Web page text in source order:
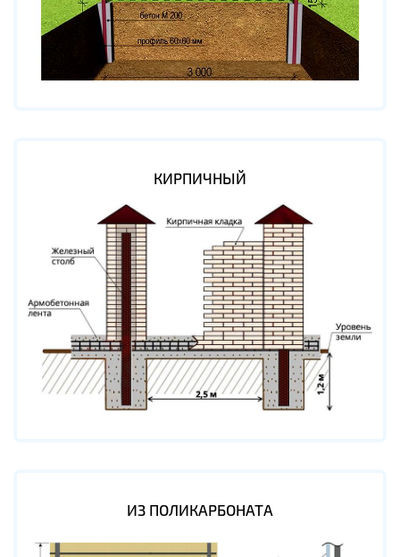
КИРПИЧНЫЙ
ИЗ ПОЛИКАРБОНАТА